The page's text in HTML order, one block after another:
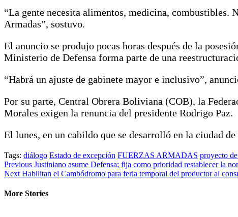
“La gente necesita alimentos, medicina, combustibles.
Armadas”, sostuvo.
El anuncio se produjo pocas horas después de la
Ministerio de Defensa forma parte de una
“Habrá un ajuste de gabinete mayor e inclusivo”,
Por su parte, Central Obrera Boliviana (COB), la
Morales exigen la renuncia del presidente Rodrigo Paz.
El lunes, en un cabildo que se desarrolló en la ciudad
Tags: diálogo Estado de excepción FUERZAS ARMADAS proyecto
Continue
Reading
Previous Justiniano asume Defensa; fija como prioridad restablecer la
Next Habilitan el Cambódromo para feria temporal del productor al
More Stories